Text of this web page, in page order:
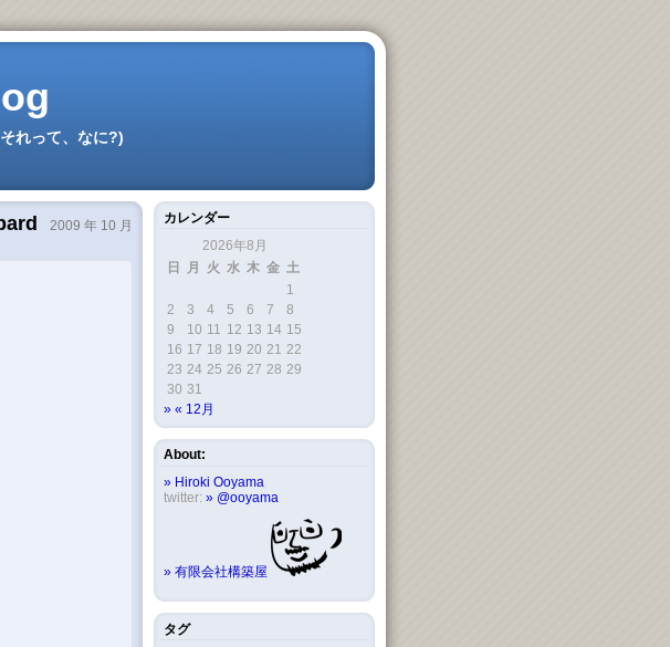
れって、なに?)
2009 年 10 月
カレンダー
2026年8月
日
月 火 水 木 金 土
1
2
3 4 5 6 7
8
9
10 11 12 13 14 15
16 17 18 19 20 21 22
23 24 25 26 27 28 29
30 31
« 12月
About:
Hiroki Ooyama
twitter:
@ooyama
有限会社構築屋
タグ